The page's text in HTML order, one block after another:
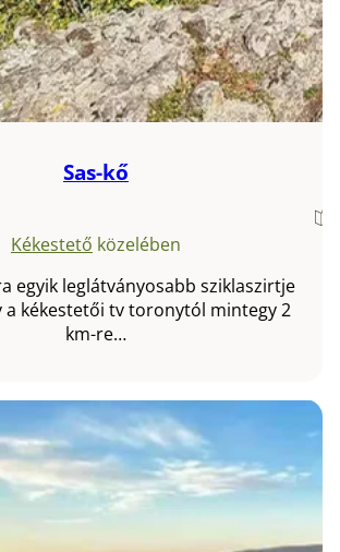
Sas-kő
Kékestető közelében
egyik leglátványosabb sziklaszirtje
a kékestetői tv toronytól mintegy 2
km-re…